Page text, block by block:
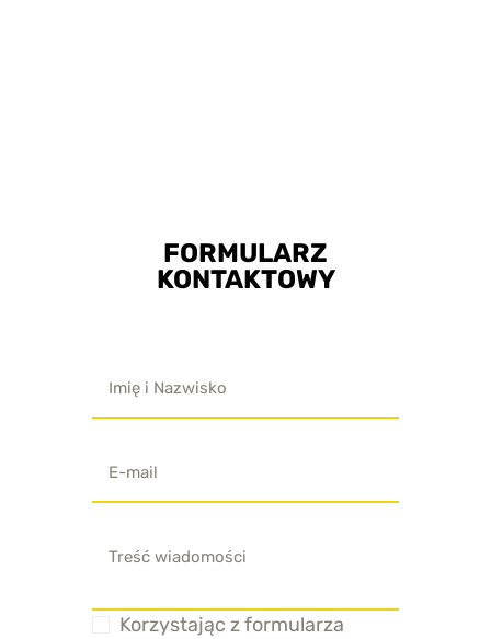
FORMULARZ
KONTAKTOWY
Korzystając z formularza